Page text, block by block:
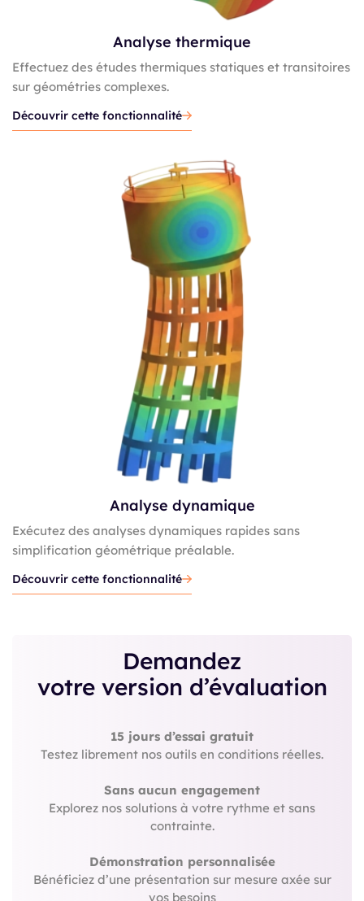
Analyse thermique
Effectuez des études thermiques statiques et transitoires
sur géométries complexes.
Découvrir cette fonctionnalité
Analyse dynamique
Exécutez des analyses dynamiques rapides sans
simplification géométrique préalable.
Découvrir cette fonctionnalité
Demandez
votre version d’évaluation
15 jours d’essai gratuit
Testez librement nos outils en conditions réelles.
Sans aucun engagement
Explorez nos solutions à votre rythme et sans
contrainte.
Démonstration personnalisée
Bénéficiez d’une présentation sur mesure axée sur
vos besoins